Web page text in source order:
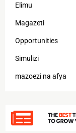
Elimu
Magazeti
Opportunities
Simulizi
mazoezi na afya